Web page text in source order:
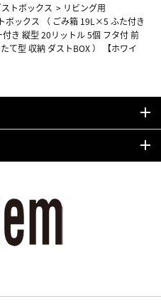
トボックス > リビング用
ボックス （ ごみ箱 19L×5 ふた付き
き 縦型 20リットル 5個 フタ付 前
て型 収納 ダストBOX ） 【ホワイ